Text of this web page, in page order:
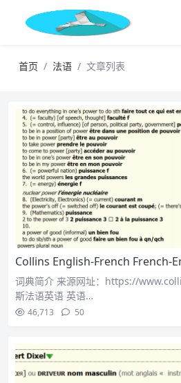
首页 法语 文章列表
Collins English-French French-
词典简介 来源网址：https://
斯法语英语 英语…
46,713 50